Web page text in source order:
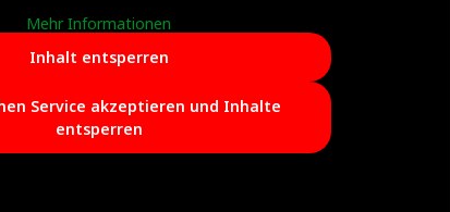
Mehr Informationen
Inhalt entsperren
Service akzeptieren und Inhalte
entsperren